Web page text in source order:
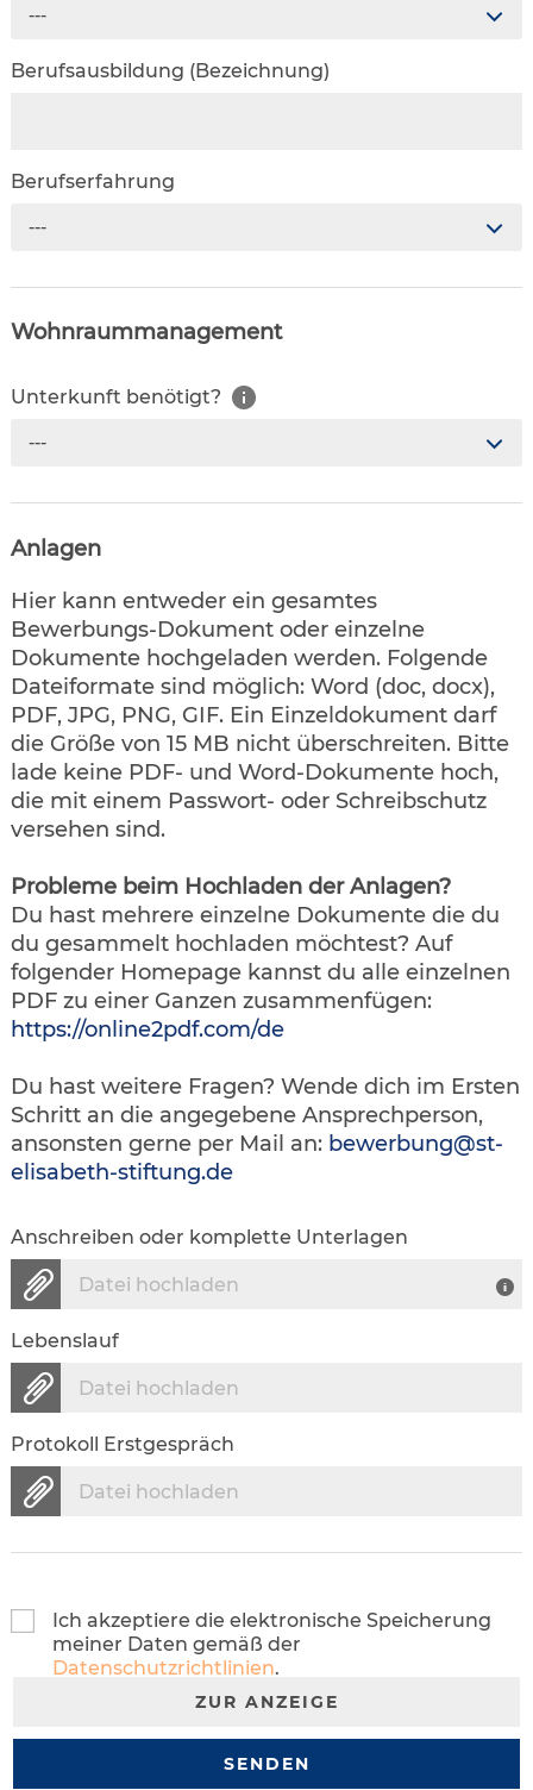
---
Berufsausbildung (Bezeichnung)
Berufserfahrung
---
Wohnraummanagement
Unterkunft benötigt?
---
Anlagen
Hier kann entweder ein gesamtes
Bewerbungs-Dokument oder einzelne
Dokumente hochgeladen werden. Folgende
Dateiformate sind möglich: Word (doc, docx),
PDF, JPG, PNG, GIF. Ein Einzeldokument darf
die Größe von 15 MB nicht überschreiten. Bitte
lade keine PDF- und Word-Dokumente hoch,
die mit einem Passwort- oder Schreibschutz
versehen sind.
Probleme beim Hochladen der Anlagen?
Du hast mehrere einzelne Dokumente die du
du gesammelt hochladen möchtest? Auf
folgender Homepage kannst du alle einzelnen
PDF zu einer Ganzen zusammenfügen:
https://online2pdf.com/de
Du hast weitere Fragen? Wende dich im Ersten
Schritt an die angegebene Ansprechperson,
ansonsten gerne per Mail an: bewerbung@st-
elisabeth-stiftung.de
Anschreiben oder komplette Unterlagen
Datei hochladen
Lebenslauf
Datei hochladen
Protokoll Erstgespräch
Datei hochladen
Ich akzeptiere die elektronische Speicherung
meiner Daten gemäß der
Datenschutzrichtlinien.
ZUR ANZEIGE
SENDEN